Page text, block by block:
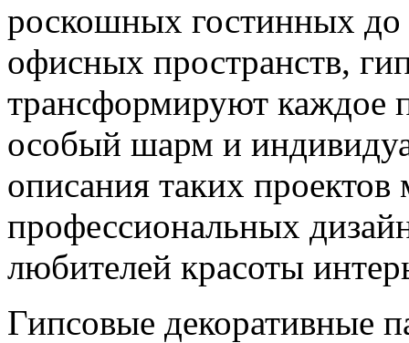
роскошных гостинных
офисных пространств,
трансформируют каждое
особый шарм и
описания таких проектов
профессиональных
любителей красоты
Гипсовые декоративные